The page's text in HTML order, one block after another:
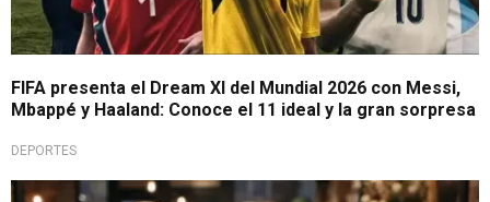
FIFA presenta el Dream XI del Mundial 2026 con Messi,
Mbappé y Haaland: Conoce el 11 ideal y la gran sorpresa
DEPORTES
Encuentro inesperado